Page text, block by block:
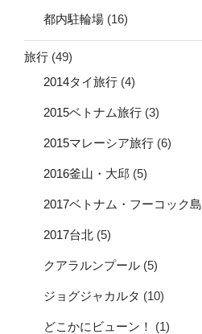
都内駐輪場 (16)
旅行 (49)
2014タイ旅行 (4)
2015ベトナム旅行 (3)
2015マレーシア旅行 (6)
2016釜山・大邱 (5)
2017ベトナム・フーコック島
2017台北 (5)
クアラルンプール (5)
ジョグジャカルタ (10)
どこかにビューン！ (1)